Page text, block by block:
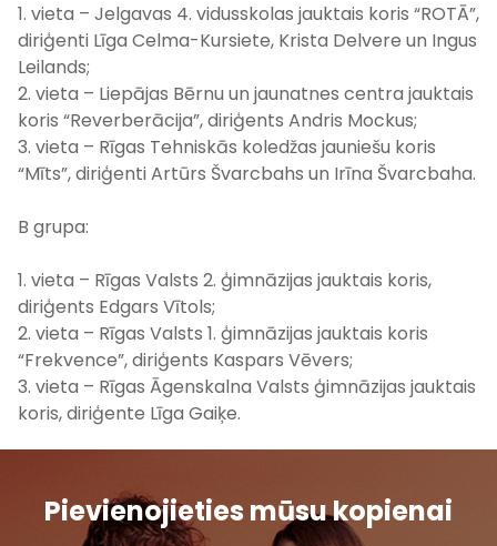
1. vieta – Jelgavas 4. vidusskolas jauktais koris “ROTĀ”,
diriģenti Līga Celma-Kursiete, Krista Delvere un Ingus
Leilands;
2. vieta – Liepājas Bērnu un jaunatnes centra jauktais
koris “Reverberācija”, diriģents Andris Mockus;
3. vieta – Rīgas Tehniskās koledžas jauniešu koris
“Mīts”, diriģenti Artūrs Švarcbahs un Irīna Švarcbaha.
B grupa:
1. vieta – Rīgas Valsts 2. ģimnāzijas jauktais koris,
diriģents Edgars Vītols;
2. vieta – Rīgas Valsts 1. ģimnāzijas jauktais koris
“Frekvence”, diriģents Kaspars Vēvers;
3. vieta – Rīgas Āgenskalna Valsts ģimnāzijas jauktais
koris, diriģente Līga Gaiķe.
Pievienojieties mūsu kopienai